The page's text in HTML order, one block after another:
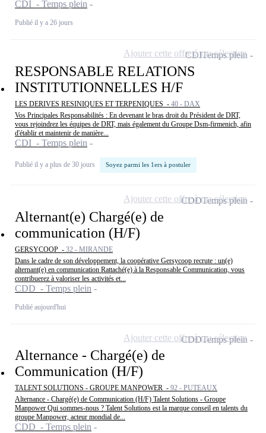
CDI - Temps plein
Publié il y a 26 jours
RESPONSABLE RELATIONS
INSTITUTIONNELLES H/F
LES DERIVES RESINIQUES ET TERPENIQUES - 40 - DAX
Vos Principales Responsabilités : En devenant le bras droit du Président de DRT,
vous rejoindrez les équipes de DRT, mais également du Groupe Dsm-firmenich, afin
d'établir et maintenir de manière...
CDI - Temps plein
Publié il y a plus de 30 jours Soyez parmi les 1ers à postuler
CDITemps plein
Ajouter cette offre à ma sélection
Alternant(e) Chargé(e) de
communication (H/F)
GERSYCOOP - 32 - MIRANDE
Dans le cadre de son développement, la coopérative Gersycoop recrute : un(e)
alternant(e) en communication Rattaché(e) à la Responsable Communication, vous
contribuerez à valoriser les activités et...
CDD - Temps plein
Publié aujourd'hui
CDDTemps plein
Ajouter cette offre à ma sélection
Alternance - Chargé(e) de
Communication (H/F)
TALENT SOLUTIONS - GROUPE MANPOWER - 92 - PUTEAUX
Alternance - Chargé(e) de Communication (H/F) Talent Solutions - Groupe
Manpower Qui sommes-nous ? Talent Solutions est la marque conseil en talents du
groupe Manpower, acteur mondial de...
CDD - Temps plein
CDDTemps plein
Ajouter cette offre à ma sélection